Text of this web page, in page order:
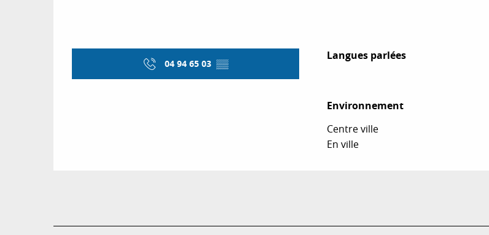
04 94 65 03 ▒▒
Langues parlées
Langues parlées
Environnement
Environnement
Centre ville
En ville